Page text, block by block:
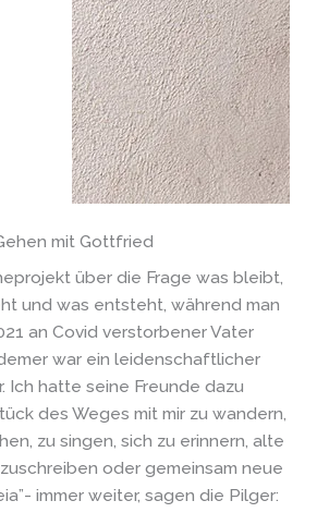
mit Gottfried
über die Frage was bleibt,
und was entsteht, während man
an Covid verstorbener Vater
war ein leidenschaftlicher
Ich hatte seine Freunde dazu
des Weges mit mir zu wandern,
zu singen, sich zu erinnern, alte
oder gemeinsam neue
immer weiter, sagen die Pilger: